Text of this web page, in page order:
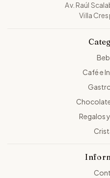
Av. Raúl
Villa
Café e
Regalos